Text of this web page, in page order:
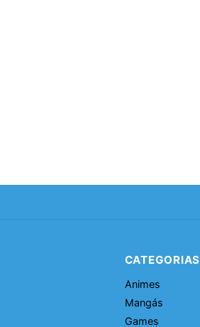
CATEGORIAS
Animes
Mangás
Games